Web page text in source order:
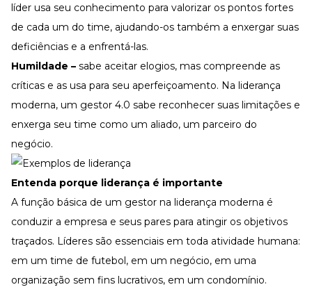
líder usa seu conhecimento para valorizar os pontos fortes
de cada um do time, ajudando-os também a enxergar suas
deficiências e a enfrentá-las.
Humildade – sabe aceitar elogios, mas compreende as
críticas e as usa para seu aperfeiçoamento. Na liderança
moderna, um gestor 4.0 sabe reconhecer suas limitações e
enxerga seu time como um aliado, um parceiro do
negócio.
Entenda porque liderança é importante
A função básica de um gestor na liderança moderna é
conduzir a empresa e seus pares para atingir os objetivos
traçados. Líderes são essenciais em toda atividade humana:
em um time de futebol, em um negócio, em uma
organização sem fins lucrativos, em um condomínio.